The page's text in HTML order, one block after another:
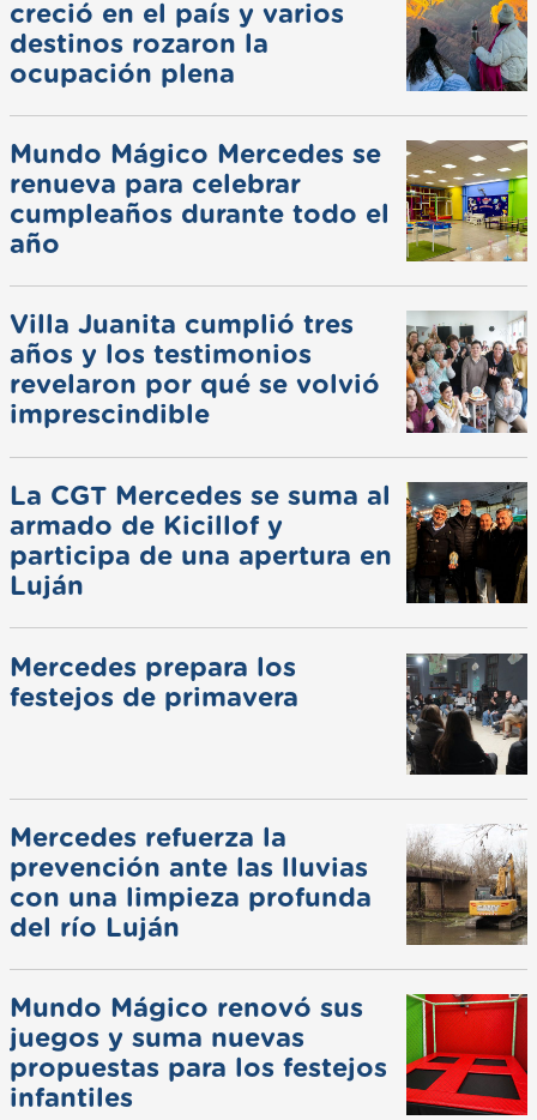
creció en el país y varios
destinos rozaron la
ocupación plena
Mundo Mágico Mercedes se
renueva para celebrar
cumpleaños durante todo el
año
Villa Juanita cumplió tres
años y los testimonios
revelaron por qué se volvió
imprescindible
La CGT Mercedes se suma al
armado de Kicillof y
participa de una apertura en
Luján
Mercedes prepara los
festejos de primavera
Mercedes refuerza la
prevención ante las lluvias
con una limpieza profunda
del río Luján
Mundo Mágico renovó sus
juegos y suma nuevas
propuestas para los festejos
infantiles